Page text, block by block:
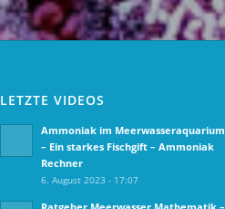
LETZTE VIDEOS
Ammoniak im Meerwasseraquarium
– Ein starkes Fischgift – Ammoniak
Rechner
6. August 2023 - 17:07